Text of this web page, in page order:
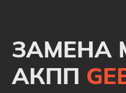
ЗАМЕНА
АКПП